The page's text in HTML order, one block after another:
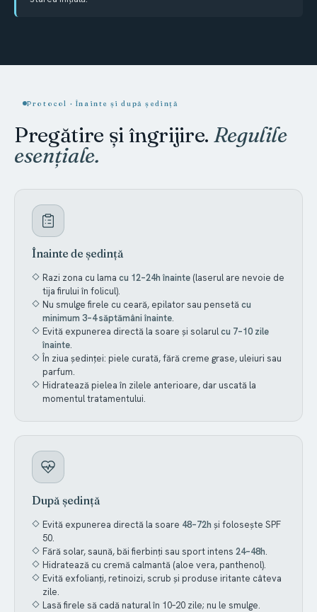
Protocol · Înainte și după ședință
Pregătire și îngrijire. Regulile
esențiale.
Înainte de ședință
Razi zona cu lamacu 12–24h înainte (laserul are nevoie de
tija firului în folicul).
Nu smulge firele cu ceară, epilator sau pensetăcu
minimum 3–4 săptămâni înainte.
Evită expunerea directă la soare și solarulcu 7–10 zile
înainte.
În ziua ședinței: piele curată, fără creme grase, uleiuri sau
parfum.
Hidratează pielea în zilele anterioare, dar uscată la
momentul tratamentului.
După ședință
Evită expunerea directă la soare 48–72h și folosește SPF
50.
Fără solar, saună, băi fierbinți sau sport intens24–48h.
Hidratează cu cremă calmantă (aloe vera, panthenol).
Evită exfolianți, retinoizi, scrub și produse iritante câteva
zile.
Lasă firele să cadă natural în 10–20 zile; nu le smulge.